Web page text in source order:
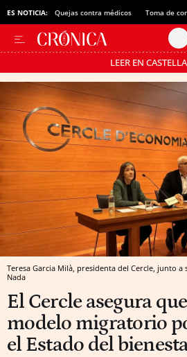
ES NOTICIA: Quejas contra médicos Toma de
LEER EN
Pásate al MODO AHORRO
Teresa Garcia Milà, presidenta del Cercle, junto
Nada
El Cercle asegura
modelo migratorio
el Estado del